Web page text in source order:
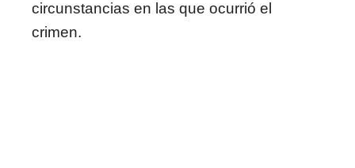
circunstancias en las que ocurrió el
crimen.